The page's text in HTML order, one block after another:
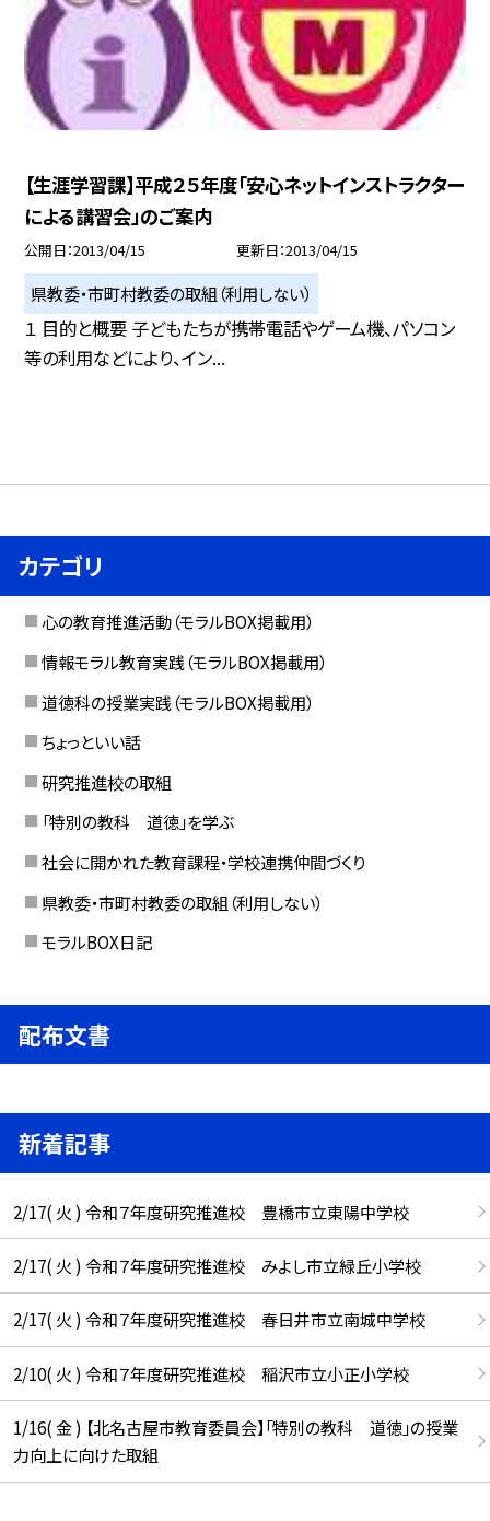
【生涯学習課】平成２５年度「安心ネットインストラクター
による講習会」のご案内
公開日 2013/04/15 更新日 2013/04/15
県教委・市町村教委の取組（利用しない）
１ 目的と概要 子どもたちが携帯電話やゲーム機、パソコン
等の利用などにより、イン...
カテゴリ
心の教育推進活動（モラルBOX掲載用）
情報モラル教育実践（モラルBOX掲載用）
道徳科の授業実践（モラルBOX掲載用）
ちょっといい話
研究推進校の取組
「特別の教科 道徳」を学ぶ
社会に開かれた教育課程・学校連携仲間づくり
県教委・市町村教委の取組（利用しない）
モラルBOX日記
配布文書
新着記事
2/17( 火 ) 令和７年度研究推進校 豊橋市立東陽中学校
2/17( 火 ) 令和７年度研究推進校 みよし市立緑丘小学校
2/17( 火 ) 令和７年度研究推進校 春日井市立南城中学校
2/10( 火 ) 令和７年度研究推進校 稲沢市立小正小学校
1/16( 金 ) 【北名古屋市教育委員会】「特別の教科 道徳」の授業
力向上に向けた取組